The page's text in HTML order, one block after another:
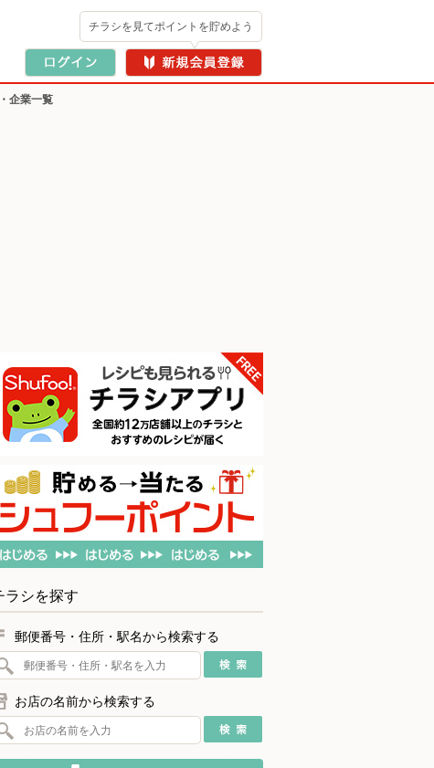
チラシを見てポイントを貯めよう
企業一覧
ラシを探す
郵便番号・住所・駅名から検索する
お店の名前から検索する